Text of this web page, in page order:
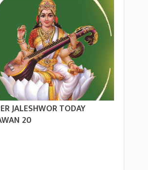
JALESHWOR TODAY
20